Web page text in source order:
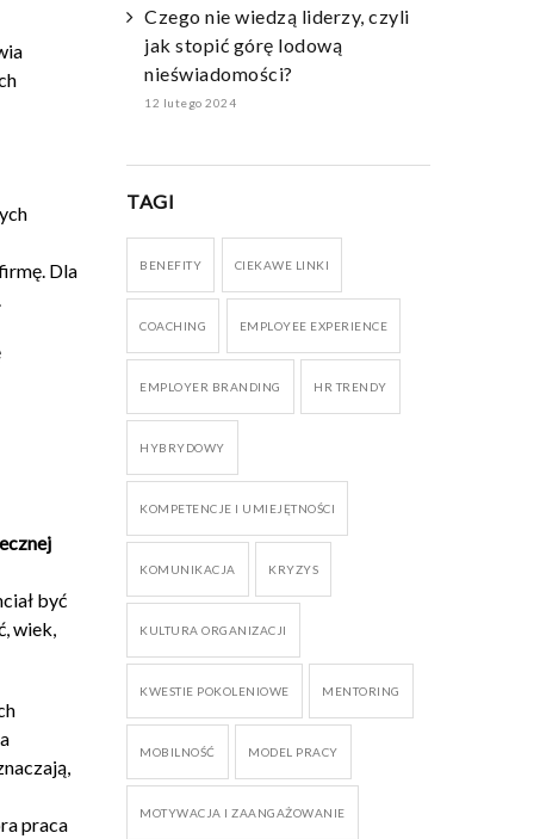
Dla
być
wiek,
praca
Czego nie wiedzą liderzy, czyli
jak stopić górę lodową
nieświadomości?
12 lutego 2024
TAGI
BENEFITY CIEKAWE LINKI
COACHING EMPLOYEE EXPERIENCE
EMPLOYER BRANDING HR TRENDY
HYBRYDOWY
KOMPETENCJE I UMIEJĘTNOŚCI
KOMUNIKACJA KRYZYS
KULTURA ORGANIZACJI
KWESTIE POKOLENIOWE MENTORING
MOBILNOŚĆ MODEL PRACY
MOTYWACJA I ZAANGAŻOWANIE